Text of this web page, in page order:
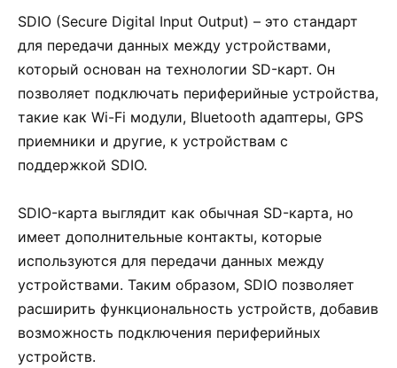
SDIO (Secure Digital Input Output) – это стандарт
для передачи данных между устройствами,
который основан на технологии SD-карт. Он
позволяет подключать периферийные устройства,
такие как Wi-Fi модули, Bluetooth адаптеры, GPS
приемники и другие, к устройствам с
поддержкой SDIO.
SDIO-карта выглядит как обычная SD-карта, но
имеет дополнительные контакты, которые
используются для передачи данных между
устройствами. Таким образом, SDIO позволяет
расширить функциональность устройств, добавив
возможность подключения периферийных
устройств.